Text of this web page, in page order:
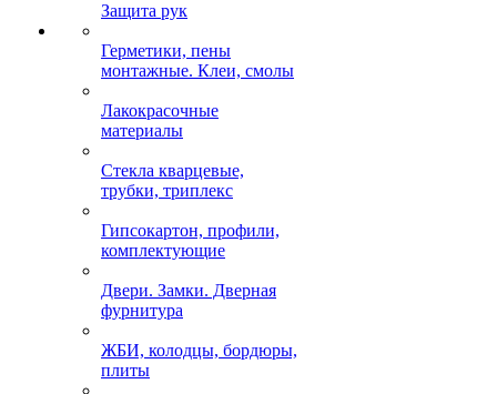
Защита рук
Герметики, пены
монтажные. Клеи, смолы
Лакокрасочные
материалы
Стекла кварцевые,
трубки, триплекс
Гипсокартон, профили,
комплектующие
Двери. Замки. Дверная
фурнитура
ЖБИ, колодцы, бордюры,
плиты